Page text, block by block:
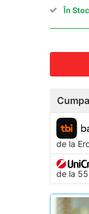
În Stoc
de la
de la